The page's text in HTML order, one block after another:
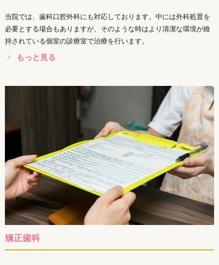
当院では、歯科口腔外科にも対応しております。中には外科処置を
必要とする場合もありますが、そのような時はより清潔な環境が維
持されている個室の診療室で治療を行います。
もっと見る
矯正歯科